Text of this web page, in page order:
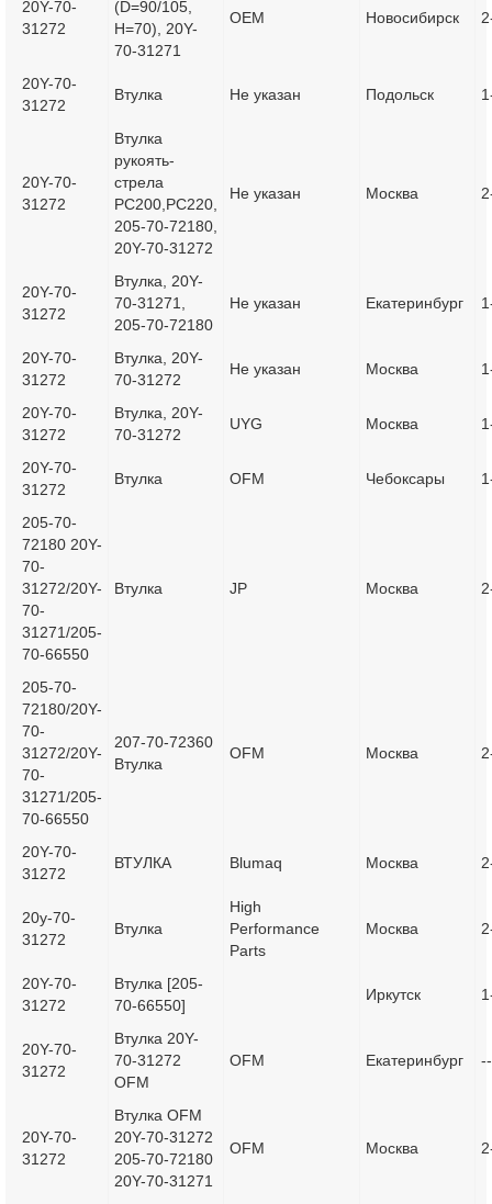
20Y-70-
31272
(D=90/105,
H=70), 20Y-
70-31271
OEM Новосибирск
20Y-70-
31272
Втулка Не указан Подольск
20Y-70-
31272
Втулка
рукоять-
стрела
PC200,PC220,
205-70-72180,
20Y-70-31272
Не указан Москва
20Y-70-
31272
Втулка, 20Y-
70-31271,
205-70-72180
Не указан Екатеринбург
20Y-70-
31272
Втулка, 20Y-
70-31272
Не указан Москва
20Y-70-
31272
Втулка, 20Y-
70-31272
UYG Москва
20Y-70-
31272
Втулка OFM Чебоксары
205-70-
72180 20Y-
70-
31272/20Y-
70-
31271/205-
70-66550
Втулка JP Москва
205-70-
72180/20Y-
70-
31272/20Y-
70-
31271/205-
70-66550
207-70-72360
Втулка
OFM Москва
20Y-70-
31272
ВТУЛКА Blumaq Москва
20y-70-
31272
Втулка
High
Performance
Parts
Москва
20Y-70-
31272
Втулка [205-
70-66550]
Иркутск
20Y-70-
31272
Втулка 20Y-
70-31272
OFM
OFM Екатеринбург
20Y-70-
31272
Втулка OFM
20Y-70-31272
205-70-72180
20Y-70-31271
OFM Москва